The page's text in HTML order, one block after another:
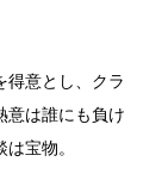
得意とし、クラ
意は誰にも負け
宝物。